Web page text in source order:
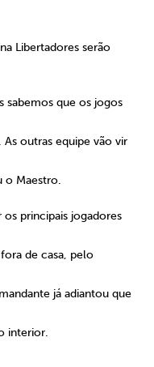
Libertadores serão
sabemos que os jogos
outras equipe vão vir
o Maestro.
principais jogadores
de casa, pelo
já adiantou que
interior.